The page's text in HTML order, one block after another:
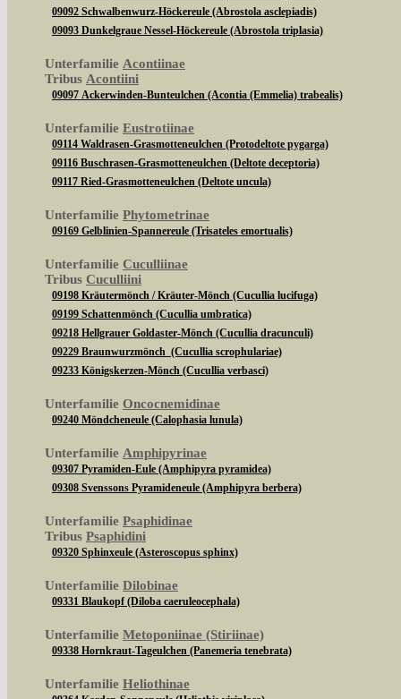
09092 Schwalbenwurz-Höckereule (Abrostola asclepiadis)
09093 Dunkelgraue Nessel-Höckereule (Abrostola triplasia)
Unterfamilie Acontiinae
Tribus Acontiini
09097 Ackerwinden-Bunteulchen (Acontia (Emmelia) trabealis)
Unterfamilie Eustrotiinae
09114 Waldrasen-Grasmotteneulchen (Protodeltote pygarga)
09116 Buschrasen-Grasmotteneulchen (Deltote deceptoria)
09117 Ried-Grasmotteneulchen (Deltote uncula)
Unterfamilie Phytometrinae
09169 Gelblinien-Spannereule (Trisateles emortualis)
Unterfamilie Cuculliinae
Tribus Cuculliini
09198 Kräutermönch / Kräuter-Mönch (Cucullia lucifuga)
09199 Schattenmönch (Cucullia umbratica)
09218 Hellgrauer Goldaster-Mönch (Cucullia dracunculi)
09229 Braunwurzmönch (Cucullia scrophulariae)
09233 Königskerzen-Mönch (Cucullia verbasci)
Unterfamilie Oncocnemidinae
09240 Möndcheneule (Calophasia lunula)
Unterfamilie Amphipyrinae
09307 Pyramiden-Eule (Amphipyra pyramidea)
09308 Svenssons Pyramideneule (Amphipyra berbera)
Unterfamilie Psaphidinae
Tribus Psaphidini
09320 Sphinxeule (Asteroscopus sphinx)
Unterfamilie Dilobinae
09331 Blaukopf (Diloba caeruleocephala)
Unterfamilie Metoponiinae (Stiriinae)
09338 Hornkraut-Tageulchen (Panemeria tenebrata)
Unterfamilie Heliothinae